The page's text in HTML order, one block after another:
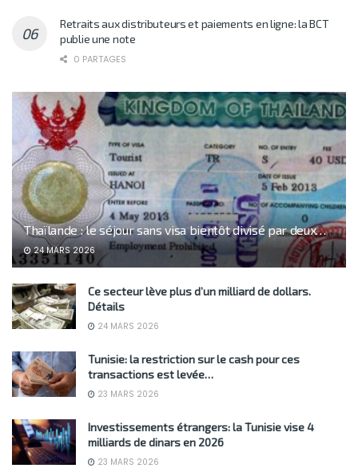
Retraits aux distributeurs et paiements en ligne: la BCT
publie une note
0 PARTAGES
Thaïlande : le séjour sans visa bientôt divisé par deux…
24 MARS 2026
Ce secteur lève plus d’un milliard de dollars.
Détails
24 MARS 2026
Tunisie: la restriction sur le cash pour ces
transactions est levée…
23 MARS 2026
Investissements étrangers: la Tunisie vise 4
milliards de dinars en 2026
23 MARS 2026